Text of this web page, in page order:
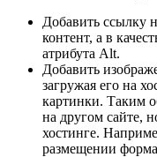
Добавить ссылку
контент, а в
атрибута Alt.
Добавить
загружая его на
картинки. Таким
на другом сайте,
хостинге.
размещении